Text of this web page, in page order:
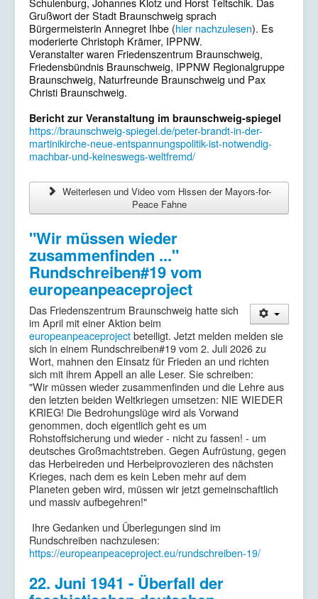
Grußwort der Stadt Braunschweig sprach
Bürgermeisterin Annegret Ihbe (hier nachzulesen). Es
moderierte Christoph Krämer, IPPNW.
Veranstalter waren Friedenszentrum Braunschweig,
Friedensbündnis Braunschweig, IPPNW Regionalgruppe
Braunschweig, Naturfreunde Braunschweig und Pax
Christi Braunschweig.
Bericht zur Veranstaltung im braunschweig-spiegel
https://braunschweig-spiegel.de/peter-brandt-in-der-
martinikirche-neue-entspannungspolitik-ist-notwendig-
machbar-und-keineswegs-weltfremd/
Weiterlesen und Video vom Hissen der Mayors-for-
Peace Fahne
"Wir müssen wieder
zusammenfinden ..."
Rundschreiben#19 vom
europeanpeaceproject
Das Friedenszentrum Braunschweig hatte sich
im April mit einer Aktion beim
europeanpeaceprojectbeteiligt. Jetzt melden melden sie
sich in einem Rundschreiben#19 vom 2. Juli 2026 zu
Wort, mahnen den Einsatz für Frieden an und richten
sich mit ihrem Appell an alle Leser. Sie schreiben:
"Wir müssen wieder zusammenfinden und die Lehre aus
den letzten beiden Weltkriegen umsetzen: NIE WIEDER
KRIEG! Die Bedrohungslüge wird als Vorwand
genommen, doch eigentlich geht es um
Rohstoffsicherung und wieder - nicht zu fassen! - um
deutsches Großmachtstreben. Gegen Aufrüstung, gegen
das Herbeireden und Herbeiprovozieren des nächsten
Krieges, nach dem es kein Leben mehr auf dem
Planeten geben wird, müssen wir jetzt gemeinschaftlich
und massiv aufbegehren!"
Ihre Gedanken und Überlegungen sind im
Rundschreiben nachzulesen:
https://europeanpeaceproject.eu/rundschreiben-19/
22. Juni 1941 - Überfall der